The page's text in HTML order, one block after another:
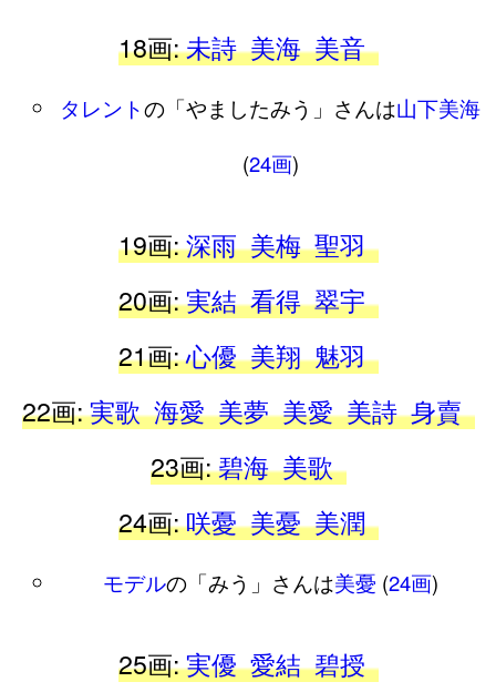
18画:未詩 美海 美音
タレントの「やましたみう」さんは山下美海
(24画)
19画:深雨 美梅 聖羽
20画:実結 看得 翠宇
21画:心優 美翔 魅羽
22画:実歌 海愛 美夢 美愛 美詩 身賣
23画:碧海 美歌
24画:咲憂 美憂 美潤
モデルの「みう」さんは美憂 (24画)
25画:実優 愛結 碧授